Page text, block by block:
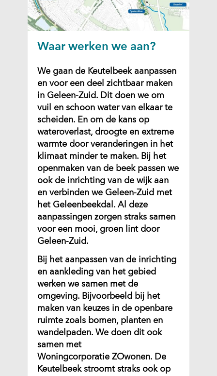
Waar werken we aan?
We gaan de Keutelbeek aanpassen
en voor een deel zichtbaar maken
in Geleen-Zuid. Dit doen we om
vuil en schoon water van elkaar te
scheiden. En om de kans op
wateroverlast, droogte en extreme
warmte door veranderingen in het
klimaat minder te maken. Bij het
openmaken van de beek passen we
ook de inrichting van de wijk aan
en verbinden we Geleen-Zuid met
het Geleenbeekdal. Al deze
aanpassingen zorgen straks samen
voor een mooi, groen lint door
Geleen-Zuid.
Bij het aanpassen van de inrichting
en aankleding van het gebied
werken we samen met de
omgeving. Bijvoorbeeld bij het
maken van keuzes in de openbare
ruimte zoals bomen, planten en
wandelpaden. We doen dit ook
samen met
Woningcorporatie ZOwonen. De
Keutelbeek stroomt straks ook op